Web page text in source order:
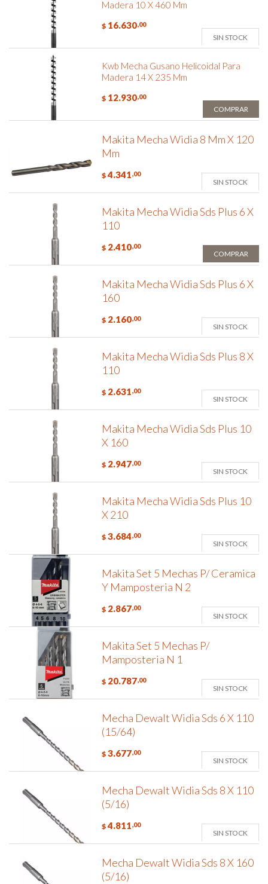
Madera 10 X 460 Mm
$ 16.630,00
SIN STOCK
Kwb Mecha Gusano Helicoidal Para
Madera 14 X 235 Mm
$ 12.930,00
COMPRAR
Makita Mecha Widia 8 Mm X 120
Mm
$ 4.341,00
SIN STOCK
Makita Mecha Widia Sds Plus 6 X
110
$ 2.410,00
COMPRAR
Makita Mecha Widia Sds Plus 6 X
160
$ 2.160,00
SIN STOCK
Makita Mecha Widia Sds Plus 8 X
110
$ 2.631,00
SIN STOCK
Makita Mecha Widia Sds Plus 10
X 160
$ 2.947,00
SIN STOCK
Makita Mecha Widia Sds Plus 10
X 210
$ 3.684,00
SIN STOCK
Makita Set 5 Mechas P/ Ceramica
Y Mamposteria N 2
$ 2.867,00
SIN STOCK
Makita Set 5 Mechas P/
Mamposteria N 1
$ 20.787,00
SIN STOCK
Mecha Dewalt Widia Sds 6 X 110
(15/64)
$ 3.677,00
SIN STOCK
Mecha Dewalt Widia Sds 8 X 110
(5/16)
$ 4.811,00
SIN STOCK
Mecha Dewalt Widia Sds 8 X 160
(5/16)